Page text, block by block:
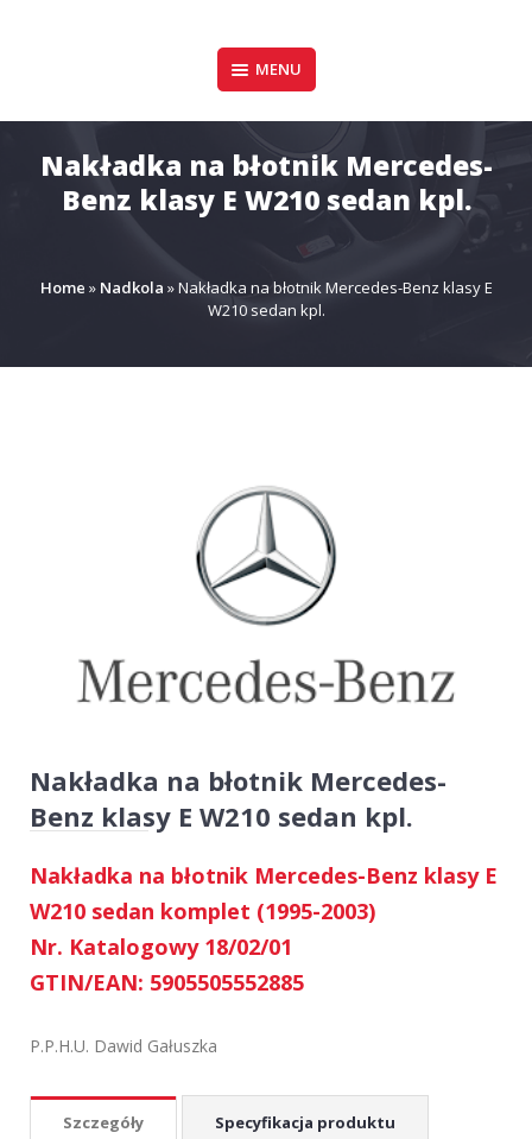
P.P.H.U. DAWID
GAŁUSZKA
Design & Style
MENU
Nakładka na błotnik Mercedes-
Benz klasy E W210 sedan kpl.
Home » Nadkola »Nakładka na błotnik Mercedes-Benz klasy E
W210 sedan kpl.
Nakładka na błotnik Mercedes-
Benz klasy E W210 sedan kpl.
Nakładka na błotnik Mercedes-Benz klasy E
W210 sedan komplet (1995-2003)
Nr. Katalogowy 18/02/01
GTIN/EAN: 5905505552885
P.P.H.U. Dawid Gałuszka
Szczegóły Specyfikacja produktu